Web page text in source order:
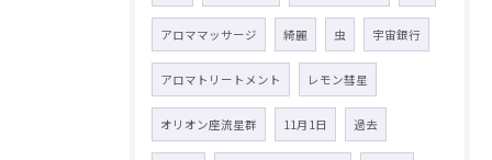
アロママッサージ 綺麗 虫 宇宙銀行
アロマトリートメント レモン彗星
オリオン座流星群 11月1日 過去